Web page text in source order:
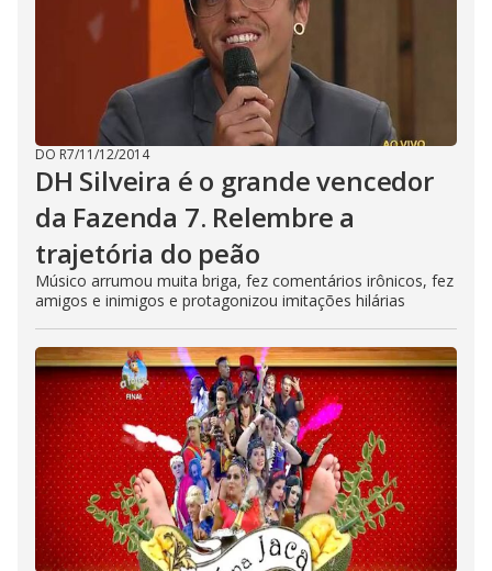
DO R7/11/12/2014
DH Silveira é o grande vencedor
da Fazenda 7. Relembre a
trajetória do peão
Músico arrumou muita briga, fez comentários irônicos, fez
amigos e inimigos e protagonizou imitações hilárias